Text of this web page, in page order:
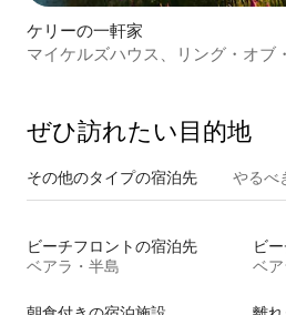
ケリーの一軒家
マイケルズハウス、リング・オブ
ぜひ訪⁠れ⁠た⁠い目⁠的⁠地
その他のタ⁠イ⁠プ⁠の宿⁠泊⁠先 やるべ
ビーチフロントの宿泊先
ベアラ・半島
ビ
ベ